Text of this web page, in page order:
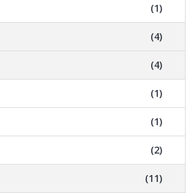
(1)
(4)
(4)
(1)
(1)
(2)
(11)